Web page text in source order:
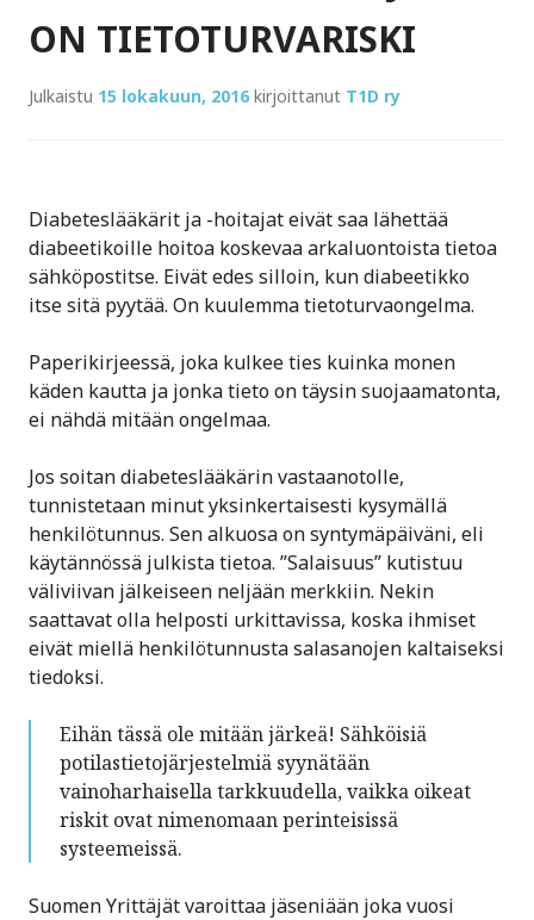
ON TIETOTURVARISKI
Julkaistu 15 lokakuun, 2016 kirjoittanut T1D ry
Diabeteslääkärit ja -hoitajat eivät saa lähettää
diabeetikoille hoitoa koskevaa arkaluontoista tietoa
sähköpostitse. Eivät edes silloin, kun diabeetikko
itse sitä pyytää. On kuulemma tietoturvaongelma.
Paperikirjeessä, joka kulkee ties kuinka monen
käden kautta ja jonka tieto on täysin suojaamatonta,
ei nähdä mitään ongelmaa.
Jos soitan diabeteslääkärin vastaanotolle,
tunnistetaan minut yksinkertaisesti kysymällä
henkilötunnus. Sen alkuosa on syntymäpäiväni, eli
käytännössä julkista tietoa. ”Salaisuus” kutistuu
väliviivan jälkeiseen neljään merkkiin. Nekin
saattavat olla helposti urkittavissa, koska ihmiset
eivät miellä henkilötunnusta salasanojen kaltaiseksi
tiedoksi.
Eihän tässä ole mitään järkeä! Sähköisiä
potilastietojärjestelmiä syynätään
vainoharhaisella tarkkuudella, vaikka oikeat
riskit ovat nimenomaan perinteisissä
systeemeissä.
Suomen Yrittäjät varoittaa jäseniään joka vuosi